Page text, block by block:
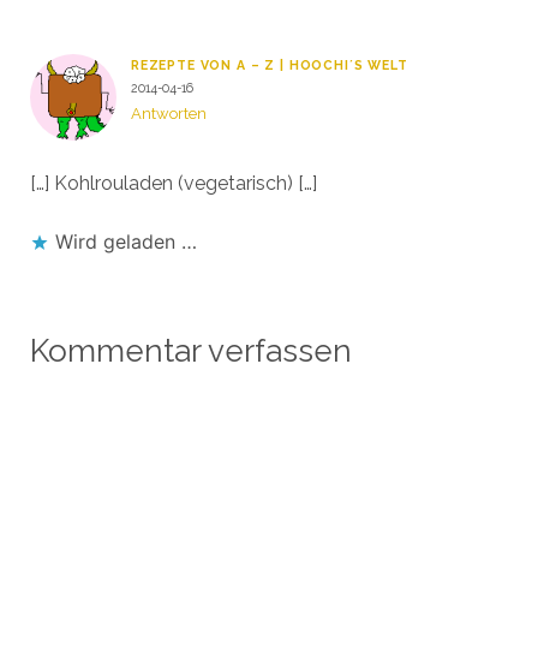
REZEPTE VON A – Z | HOOCHI´S WELT
2014-04-16
Antworten
[…] Kohlrouladen (vegetarisch) […]
Wird geladen …
Kommentar verfassen